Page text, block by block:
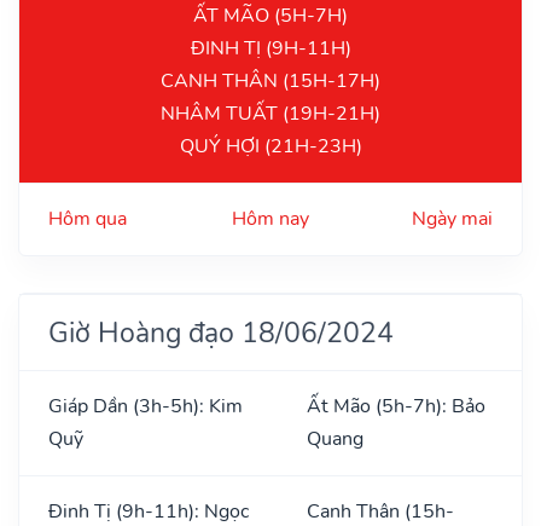
ẤT MÃO (5H-7H)
ĐINH TỊ (9H-11H)
CANH THÂN (15H-17H)
NHÂM TUẤT (19H-21H)
QUÝ HỢI (21H-23H)
Hôm qua Hôm nay Ngày mai
Giờ Hoàng đạo 18/06/2024
Giáp Dần (3h-5h): Kim
Quỹ
Ất Mão (5h-7h): Bảo
Quang
Đinh Tị (9h-11h): Ngọc
Canh Thân (15h-